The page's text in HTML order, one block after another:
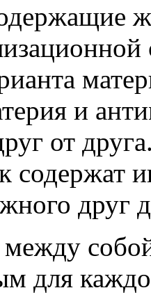
и
от
друг
между
для